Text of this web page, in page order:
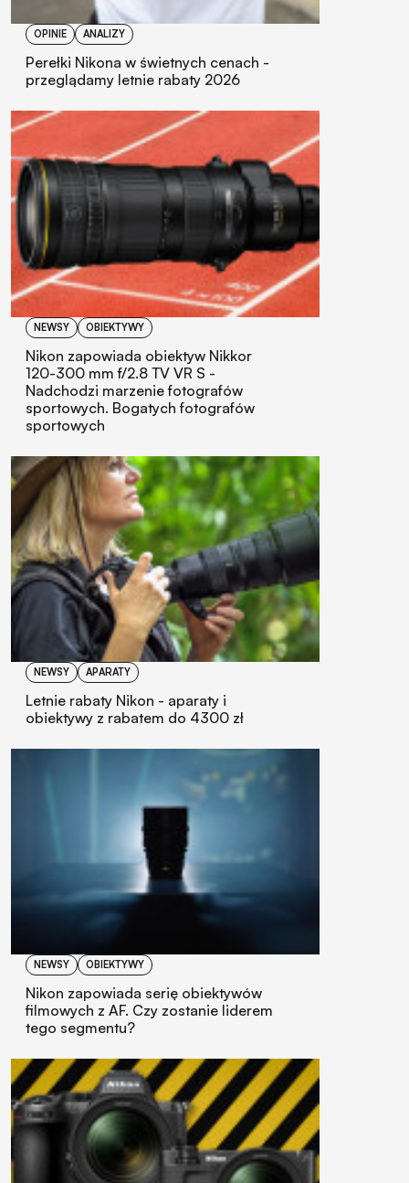
OPINIE ANALIZY
Perełki Nikona w świetnych cenach -
przeglądamy letnie rabaty 2026
NEWSY OBIEKTYWY
Nikon zapowiada obiektyw Nikkor
120-300 mm f/2.8 TV VR S -
Nadchodzi marzenie fotografów
sportowych. Bogatych fotografów
sportowych
NEWSY APARATY
Letnie rabaty Nikon - aparaty i
obiektywy z rabatem do 4300 zł
NEWSY OBIEKTYWY
Nikon zapowiada serię obiektywów
filmowych z AF. Czy zostanie liderem
tego segmentu?